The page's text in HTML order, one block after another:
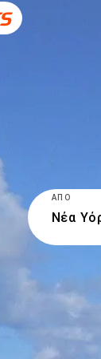
0 results
ΑΠΌ